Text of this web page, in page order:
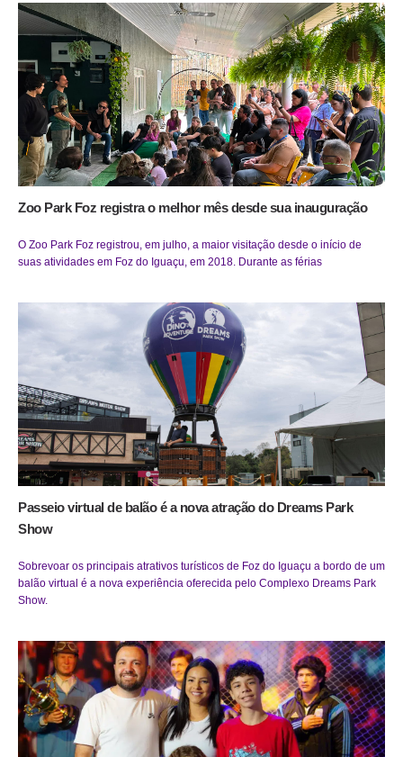
Zoo Park Foz registra o melhor mês desde sua inauguração
O Zoo Park Foz registrou, em julho, a maior visitação desde o início de
suas atividades em Foz do Iguaçu, em 2018. Durante as férias
Passeio virtual de balão é a nova atração do Dreams Park
Show
Sobrevoar os principais atrativos turísticos de Foz do Iguaçu a bordo de um
balão virtual é a nova experiência oferecida pelo Complexo Dreams Park
Show.